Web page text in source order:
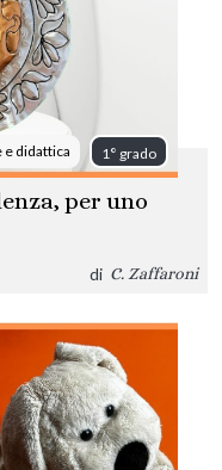
e didattica 1° grado
per uno
di C. Zaffaroni